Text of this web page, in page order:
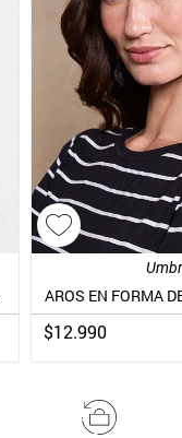
$12.990